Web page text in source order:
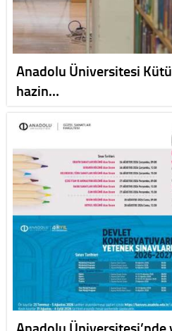
Anadolu Üniversitesi
hazin…